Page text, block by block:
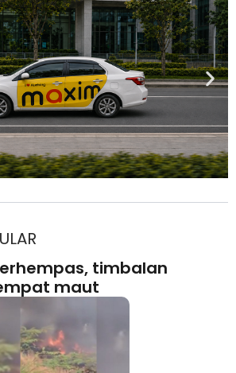
2026
timbalan
maut